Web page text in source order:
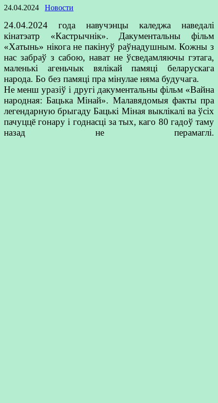
24.04.2024 Новости
24.04.2024 года навучэнцы каледжа наведалі
кінатэатр «Кастрычнік». Дакументальны фільм
«Хатынь» нікога не пакінуў раўнадушным. Кожны з
нас забраў з сабою, нават не ўсведамляючы гэтага,
маленькі агеньчык вялікай памяці беларускага
народа. Бо без памяці пра мінулае няма будучага.
Не менш уразіў і другі дакументальны фільм «Вайна
народная: Бацька Мінай». Малавядомыя факты пра
легендарную брыгаду Бацькі Міная выклікалі ва ўсіх
пачуццё гонару і годнасці за тых, каго 80 гадоў таму
назад не перамаглі.